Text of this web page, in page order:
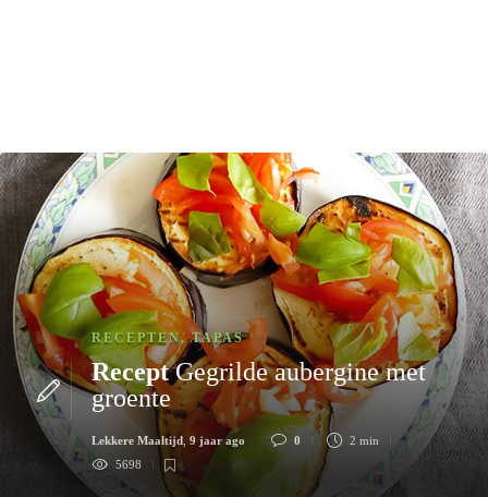
RECEPTEN,TAPAS
ReceptGegrilde aubergine met
groente
Lekkere Maaltijd, 9 jaar ago 0
2 min
5698